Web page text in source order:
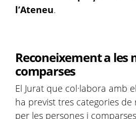
l’Ateneu.
Reconeixement a les
comparses
El Jurat que col·labora amb
ha previst tres categories
per les persones i